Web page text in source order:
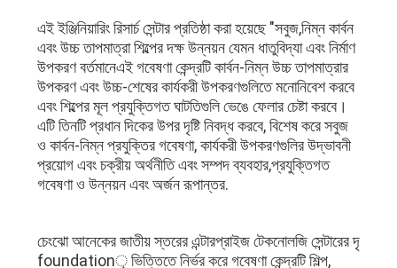
এই ইঞ্জিনিয়ারিং রিসার্চ সেন্টার প্রতিষ্ঠা করা হয়েছে "সবুজ,নিম্ন কার্বন
এবং উচ্চ তাপমাত্রা শিল্পের দক্ষ উন্নয়ন যেমন ধাতুবিদ্যা এবং নির্মাণ
উপকরণ বর্তমানেএই গবেষণা কেন্দ্রটি কার্বন-নিম্ন উচ্চ তাপমাত্রার
উপকরণ এবং উচ্চ-শেষের কার্যকরী উপকরণগুলিতে মনোনিবেশ করবে
এবং শিল্পের মূল প্রযুক্তিগত ঘাটতিগুলি ভেঙে ফেলার চেষ্টা করবে।
এটি তিনটি প্রধান দিকের উপর দৃষ্টি নিবদ্ধ করবে, বিশেষ করে সবুজ
ও কার্বন-নিম্ন প্রযুক্তির গবেষণা, কার্যকরী উপকরণগুলির উদ্ভাবনী
প্রয়োগ এবং চক্রীয় অর্থনীতি এবং সম্পদ ব্যবহার,প্রযুক্তিগত
গবেষণা ও উন্নয়ন এবং অর্জন রূপান্তর.
চেংঝো আনেকের জাতীয় স্তরের এন্টারপ্রাইজ টেকনোলজি সেন্টারের দৃ
foundation় ভিত্তিতে নির্ভর করে গবেষণা কেন্দ্রটি শিল্প,